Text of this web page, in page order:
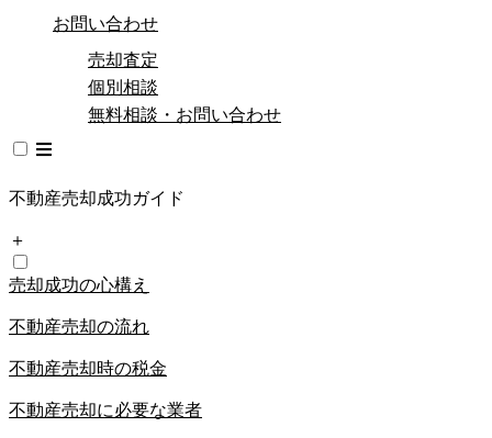
お問い合わせ
売却査定
個別相談
無料相談・お問い合わせ
不動産売却成功ガイド
＋
売却成功の心構え
不動産売却の流れ
不動産売却時の税金
不動産売却に必要な業者